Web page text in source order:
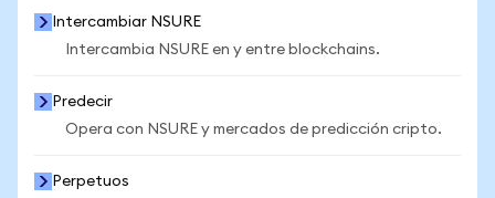
Intercambiar NSURE
Intercambia NSURE en y entre blockchains.
Predecir
Opera con NSURE y mercados de predicción cripto.
Perpetuos